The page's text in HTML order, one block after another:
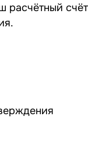
расчётный счёт